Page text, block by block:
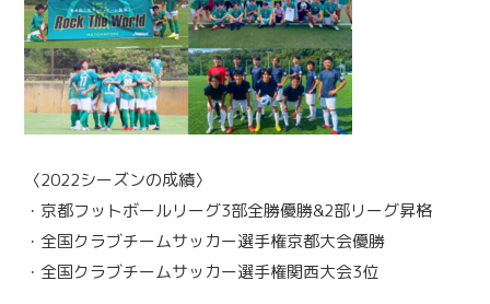
〈2022シーズンの成績〉
・京都フットボールリーグ3部全勝優勝&2部リーグ昇格
・全国クラブチームサッカー選手権京都大会優勝
・全国クラブチームサッカー選手権関西大会3位